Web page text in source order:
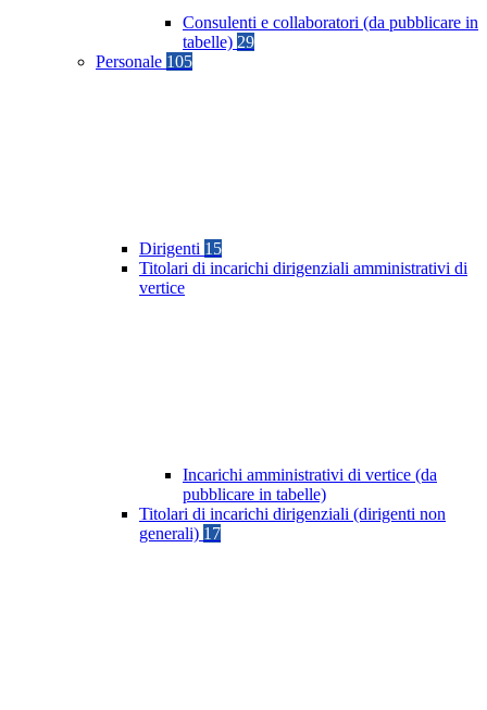
Consulenti e collaboratori (da pubblicare in
tabelle) 29
Personale 105
Dirigenti 15
Titolari di incarichi dirigenziali amministrativi di
vertice
Incarichi amministrativi di vertice (da
pubblicare in tabelle)
Titolari di incarichi dirigenziali (dirigenti non
generali) 17